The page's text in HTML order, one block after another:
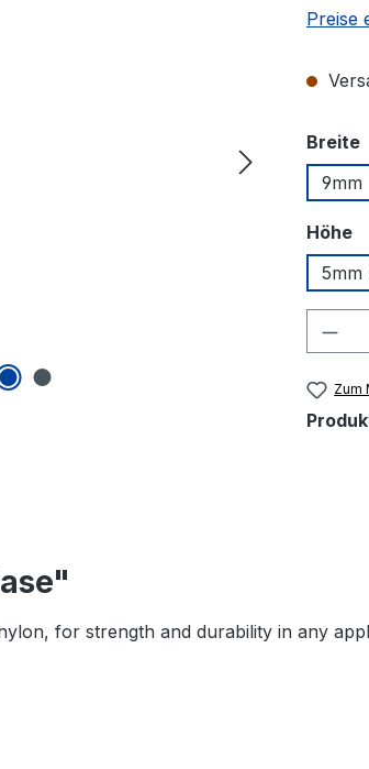
Preise
Breite
9mm
Höhe
5mm
Zum
for strength and durability in any